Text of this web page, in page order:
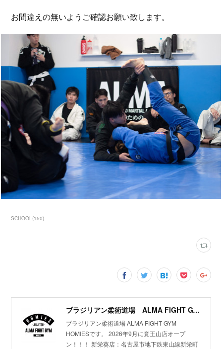
お間違えの無いようご確認お願い致します。
SCHOOL(150)
ブラジリアン柔術道場 ALMA FIGHT GYM HOMIES(ホーミーズ)
ブラジリアン柔術道場 ALMA FIGHT GYM
HOMIESです。 2026年9月に覚王山店オープ
ン！！！ 新栄葵店：名古屋市地下鉄東山線新栄町